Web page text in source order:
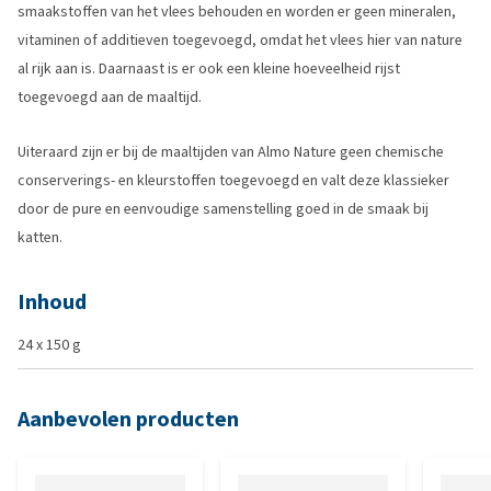
smaakstoffen van het vlees behouden en worden er geen mineralen,
vitaminen of additieven toegevoegd, omdat het vlees hier van nature
al rijk aan is. Daarnaast is er ook een kleine hoeveelheid rijst
toegevoegd aan de maaltijd.
Uiteraard zijn er bij de maaltijden van Almo Nature geen chemische
conserverings- en kleurstoffen toegevoegd en valt deze klassieker
door de pure en eenvoudige samenstelling goed in de smaak bij
katten.
Inhoud
24 x 150 g
Aanbevolen producten